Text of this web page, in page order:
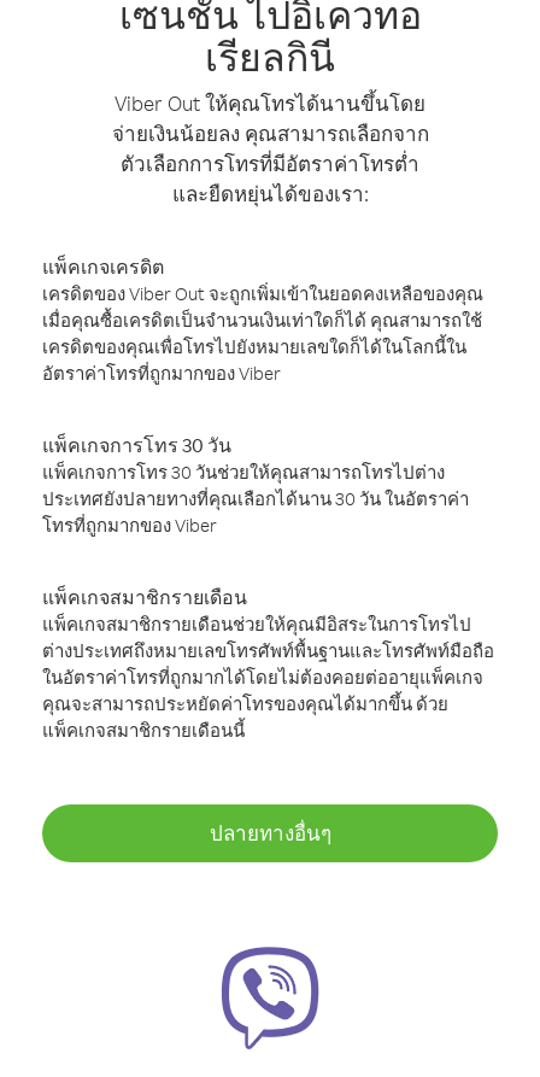
เซนชัน ไปอิเควทอ
เรียลกินี
Viber Out ให้คุณโทรได้นานขึ้นโดย
จ่ายเงินน้อยลง คุณสามารถเลือกจาก
ตัวเลือกการโทรที่มีอัตราค่าโทรต่ำ
และยืดหยุ่นได้ของเรา:
แพ็คเกจเครดิต
เครดิตของ Viber Out จะถูกเพิ่มเข้าในยอดคงเหลือของคุณ
เมื่อคุณซื้อเครดิตเป็นจำนวนเงินเท่าใดก็ได้ คุณสามารถใช้
เครดิตของคุณเพื่อโทรไปยังหมายเลขใดก็ได้ในโลกนี้ใน
อัตราค่าโทรที่ถูกมากของ Viber
แพ็คเกจการโทร 30 วัน
แพ็คเกจการโทร 30 วันช่วยให้คุณสามารถโทรไปต่าง
ประเทศยังปลายทางที่คุณเลือกได้นาน 30 วัน ในอัตราค่า
โทรที่ถูกมากของ Viber
แพ็คเกจสมาชิกรายเดือน
แพ็คเกจสมาชิกรายเดือนช่วยให้คุณมีอิสระในการโทรไป
ต่างประเทศถึงหมายเลขโทรศัพท์พื้นฐานและโทรศัพท์มือถือ
ในอัตราค่าโทรที่ถูกมากได้โดยไม่ต้องคอยต่ออายุแพ็คเกจ
คุณจะสามารถประหยัดค่าโทรของคุณได้มากขึ้น ด้วย
แพ็คเกจสมาชิกรายเดือนนี้
ปลายทางอื่นๆ